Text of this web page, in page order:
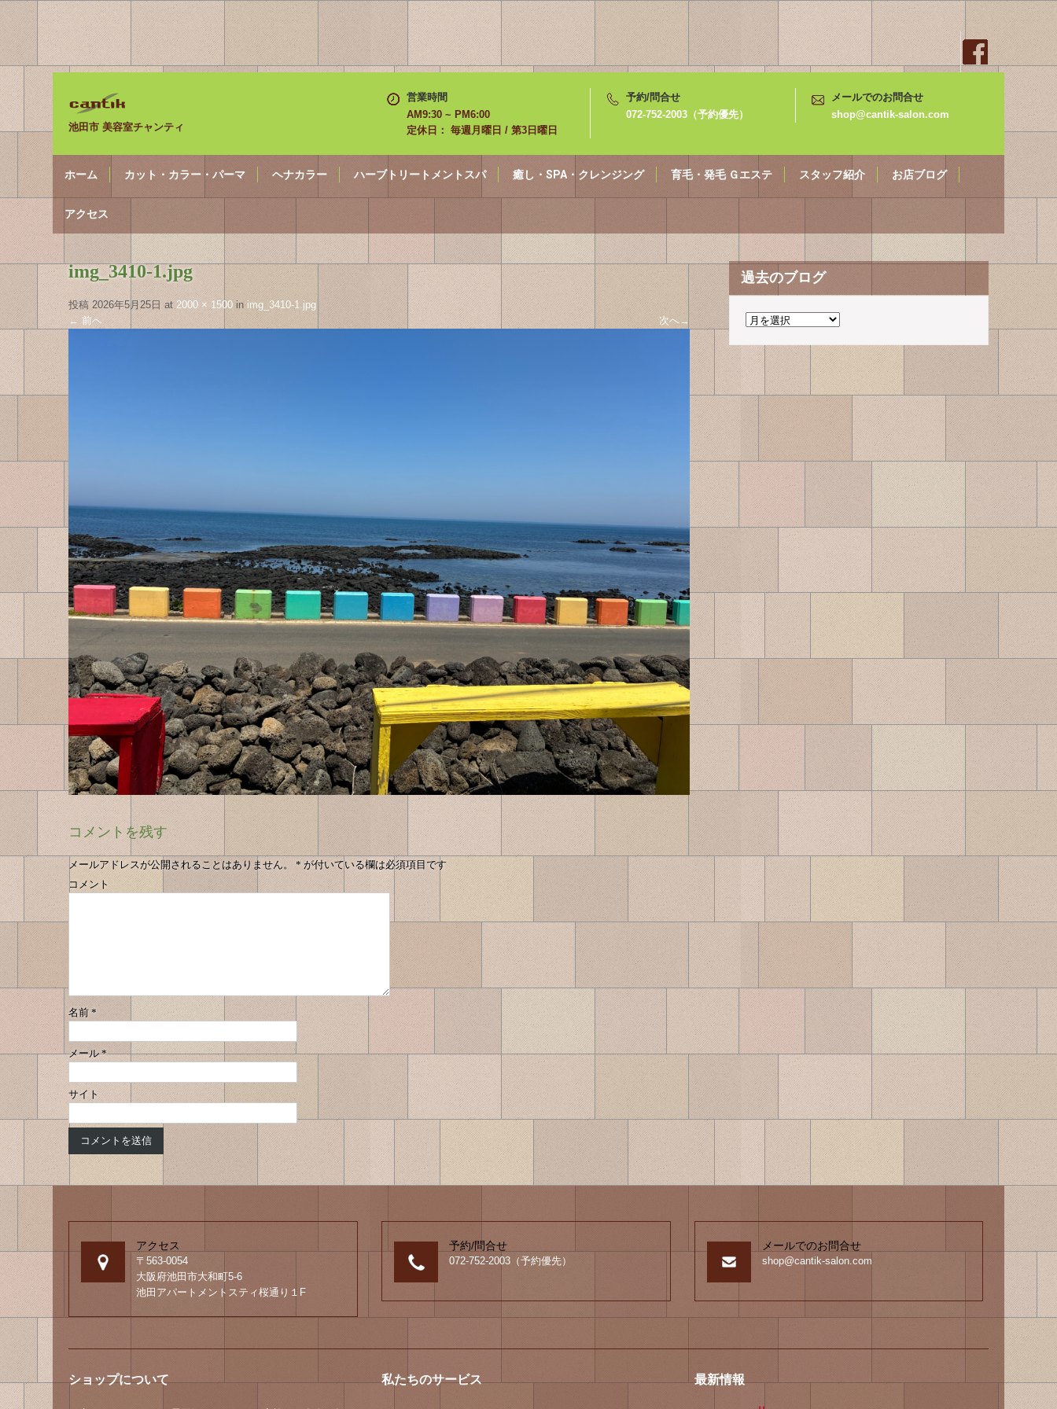
池田市 美容室チャンティ
営業時間
AM9:30 ~ PM6:00
定休日： 毎週月曜日 / 第3日曜日
予約/問合せ
072-752-2003（予約優先）
メールでのお問合せ
shop@cantik-salon.com
ホーム カット・カラー・パーマ ヘナカラー ハーブトリートメントスパ 癒し・SPA・クレンジング 育毛・発毛 Ｇエステ スタッフ紹介 お店ブログ
アクセス
img_3410-1.jpg
投稿2026年5月25日 at 2000 × 1500 in img_3410-1.jpg
← 前へ 次へ→
コメントを残す
メールアドレスが公開されることはありません。 * が付いている欄は必須項目です
コメント
名前 *
メール*
サイト
過去のブログ
過
ブ
ロ
グ
アクセス
〒563-0054
大阪府池田市大和町5-6
池田アパートメントスティ桜通り１F
予約/問合せ
072-752-2003（予約優先）
メールでのお問合せ
shop@cantik-salon.com
ショップについて 私たちのサービス 最新情報